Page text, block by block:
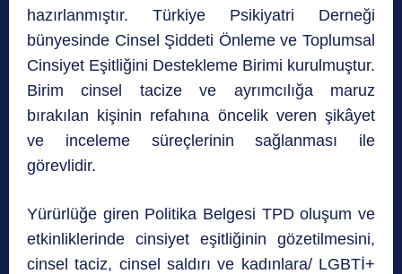
hazırlanmıştır. Türkiye Psikiyatri Derneği
bünyesinde Cinsel Şiddeti Önleme ve Toplumsal
Cinsiyet Eşitliğini Destekleme Birimi kurulmuştur.
Birim cinsel tacize ve ayrımcılığa maruz
bırakılan kişinin refahına öncelik veren şikâyet
ve inceleme süreçlerinin sağlanması ile
görevlidir.
Yürürlüğe giren Politika Belgesi TPD oluşum ve
etkinliklerinde cinsiyet eşitliğinin gözetilmesini,
cinsel taciz, cinsel saldırı ve kadınlara/ LGBTİ+